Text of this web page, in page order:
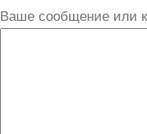
Ваше сообщение или